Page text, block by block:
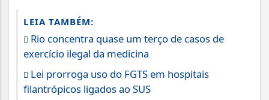
LEIA TAMBÉM:
Rio concentra quase um terço de casos de
exercício ilegal da medicina
Lei prorroga uso do FGTS em hospitais
filantrópicos ligados ao SUS